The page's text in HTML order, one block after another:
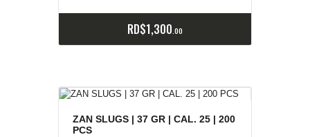
RD$1,300 00
ZAN SLUGS | 37 GR | CAL. 25 | 200
PCS